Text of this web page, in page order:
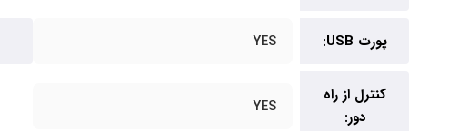
پورت USB: YES
کنترل از راه
دور:
YES